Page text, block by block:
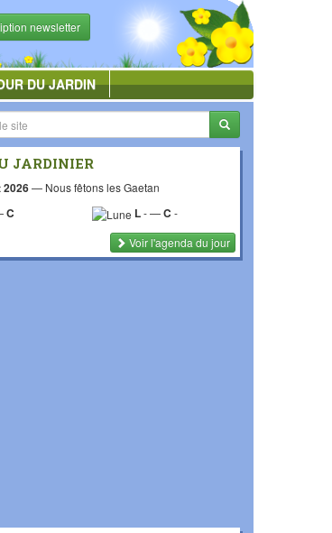
newsletter
DU JARDIN
JARDINIER
2026— Nous fêtons les Gaetan
C L-—C-
Voir l'agenda du jour